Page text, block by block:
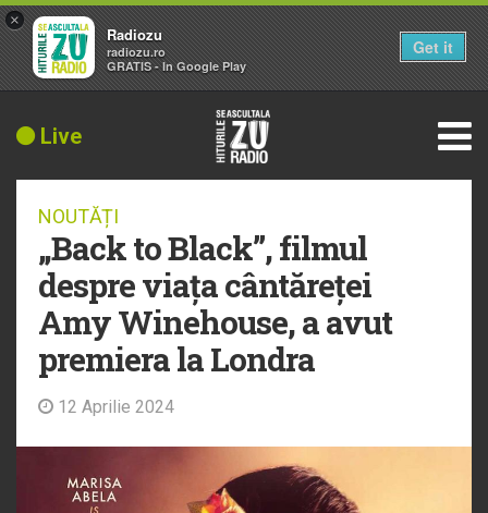
Live
NOUTĂȚI
„Back to Black”, filmul
despre viața cântăreței
Amy Winehouse, a avut
premiera la Londra
12 Aprilie 2024
×
Radiozu
radiozu.ro
GRATIS - In Google Play
Get it